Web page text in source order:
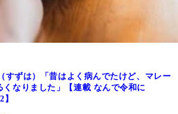
すずは）「昔はよく病んでたけど、マレー
くなりました」【連載 なんで令和に